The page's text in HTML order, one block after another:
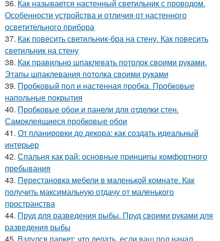
36. Как называется настенный светильник с проводом.
Особенности устройства и отличия от настенного
осветительного прибора
37. Как повесить светильник-бра на стену. Как повесить
светильник на стену
38. Как правильно шпаклевать потолок своими руками.
Этапы шпаклевания потолка своими руками
39. Пробковый пол и настенная пробка. Пробковые
напольные покрытия
40. Пробковые обои и панели для отделки стен.
Самоклеящиеся пробковые обои
41. От планировки до декора: как создать идеальный
интерьер
42. Спальня как рай: основные принципы комфортного
пребывания
43. Перестановка мебели в маленькой комнате. Как
получить максимальную отдачу от маленького
пространства
44. Пруд для разведения рыбы. Пруд своими руками для
разведения рыбы